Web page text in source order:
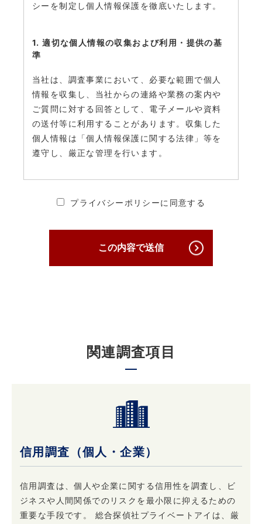
シーを制定し個人情報保護を徹底いたします。
1. 適切な個人情報の収集および利用・提供の基
準
当社は、調査事業において、必要な範囲で個人
情報を収集し、当社からの連絡や業務の案内や
ご質問に対する回答として、電子メールや資料
の送付等に利用することがあります。収集した
個人情報は「個人情報保護に関する法律」等を
遵守し、厳正な管理を行います。
の紛失、破壊、改ざん及び漏えいを防ぐため、
必要かつ適切な安全管理対策を講じ、厳正な管
ることはありません。
所、検察庁、警察、 弁護士会、消費者センター
またはこれらに準じた権限を有する機関から、
に応じて情報を開示することがあります。及び
当社の権利や財産を保護する目的で開示するこ
とがあります。
4. 個人情報はいつでも変更・訂正または削除で
プライバシーポリシーに同意する
この内容で送信
関連調査項目
信用調査（個人・企業）
信用調査は、個人や企業に関する信用性を調査し、ビ
ジネスや人間関係でのリスクを最小限に抑えるための
重要な手段です。 総合探偵社プライベートアイは、厳